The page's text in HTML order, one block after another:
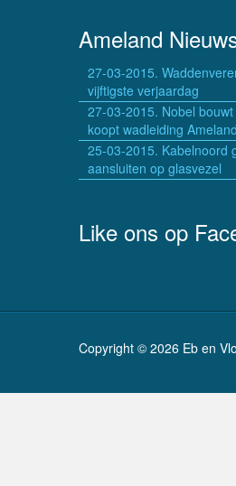
Ameland
27-03-2015.
vijftigste verjaardag
27-03-2015. Nobel
koopt wadleiding Ameland
25-03-2015. Kabelnoord
aansluiten op glasvezel
Like ons op
Copyright © 2026 Eb en